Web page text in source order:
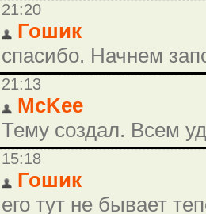
21:20
Гошик
спасибо. Начнем
21:13
McKee
Тему создал. Всем
15:18
Гошик
его тут не бывает